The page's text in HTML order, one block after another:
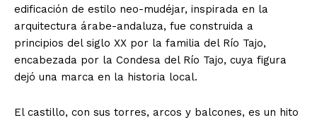
edificación de estilo neo-mudéjar, inspirada en la
arquitectura árabe-andaluza, fue construida a
principios del siglo XX por la familia del Río Tajo,
encabezada por la Condesa del Río Tajo, cuya figura
dejó una marca en la historia local.
El castillo, con sus torres, arcos y balcones, es un hito